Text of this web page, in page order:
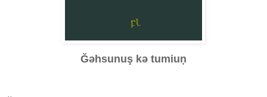
Ğəhsunuş kə tumiuņ